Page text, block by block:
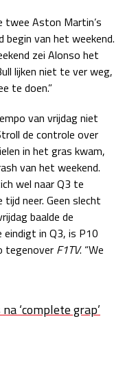
za 22:00 - 23:00
zo 21:00 - 23:00
za 05:00 - 06:00
27 - 29 nov
za 19:00 - 20:00
04 - 06 dec
za 15:00 - 16:00
zo 14:00 - 16:00
twee Aston Martin’s
begin van het weekend.
zei Alonso het
lijken niet te ver weg,
te doen.”
van vrijdag niet
de controle over
in het gras kwam,
van het weekend.
wel naar Q3 te
neer. Geen slecht
baalde de
eindigt in Q3, is P10
tegenover F1TV. “We
‘complete grap’